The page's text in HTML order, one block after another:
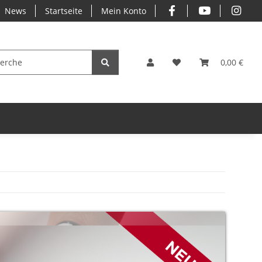
News Startseite Mein Konto
0,00 €